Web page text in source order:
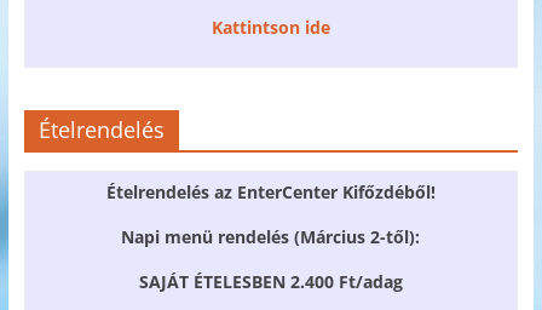
Kattintson ide
Ételrendelés
Ételrendelés az EnterCenter Kifőzdéből!
Napi menü rendelés (Március 2-től):
SAJÁT ÉTELESBEN 2.400 Ft/adag